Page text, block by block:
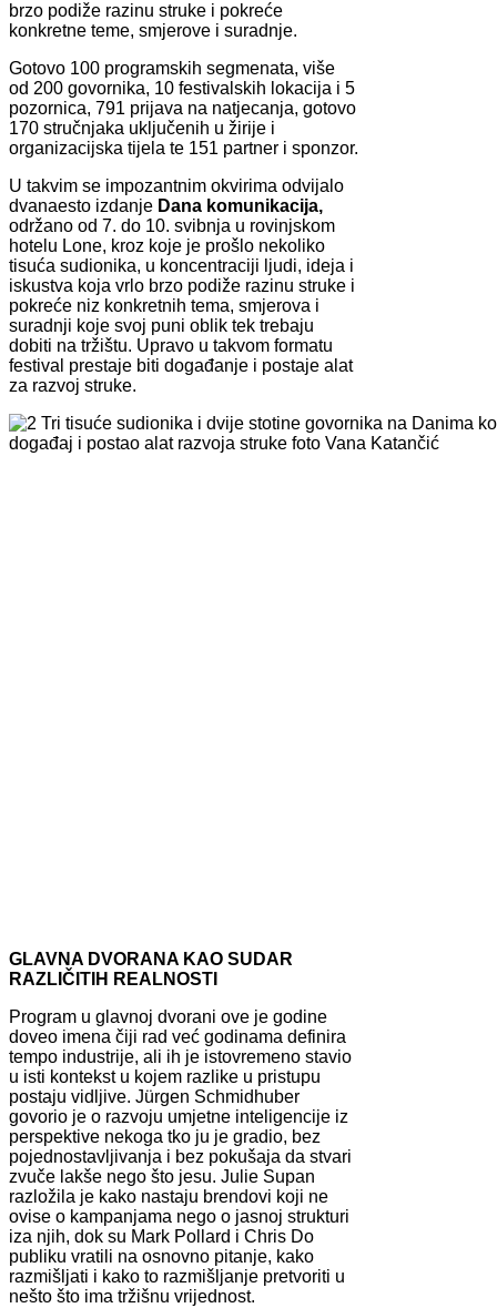
brzo podiže razinu struke i pokreće
konkretne teme, smjerove i suradnje.
Gotovo 100 programskih segmenata, više
od 200 govornika, 10 festivalskih lokacija i 5
pozornica, 791 prijava na natjecanja, gotovo
170 stručnjaka uključenih u žirije i
organizacijska tijela te 151 partner i sponzor.
U takvim se impozantnim okvirima odvijalo
dvanaesto izdanje Dana komunikacija,
održano od 7. do 10. svibnja u rovinjskom
hotelu Lone, kroz koje je prošlo nekoliko
tisuća sudionika, u koncentraciji ljudi, ideja i
iskustva koja vrlo brzo podiže razinu struke i
pokreće niz konkretnih tema, smjerova i
suradnji koje svoj puni oblik tek trebaju
dobiti na tržištu. Upravo u takvom formatu
festival prestaje biti događanje i postaje alat
za razvoj struke.
GLAVNA DVORANA KAO SUDAR
RAZLIČITIH REALNOSTI
Program u glavnoj dvorani ove je godine
doveo imena čiji rad već godinama definira
tempo industrije, ali ih je istovremeno stavio
u isti kontekst u kojem razlike u pristupu
postaju vidljive. Jürgen Schmidhuber
govorio je o razvoju umjetne inteligencije iz
perspektive nekoga tko ju je gradio, bez
pojednostavljivanja i bez pokušaja da stvari
zvuče lakše nego što jesu. Julie Supan
razložila je kako nastaju brendovi koji ne
ovise o kampanjama nego o jasnoj strukturi
iza njih, dok su Mark Pollard i Chris Do
publiku vratili na osnovno pitanje, kako
razmišljati i kako to razmišljanje pretvoriti u
nešto što ima tržišnu vrijednost.